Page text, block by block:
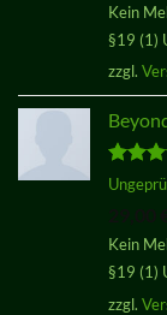
Kein
§19 (1)
zzgl.
Kein
§19 (1)
zzgl.